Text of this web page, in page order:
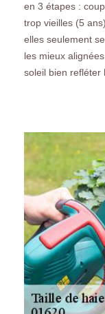
en 3 étapes :
trop vieilles (5
elles seulement
les mieux
soleil bien refléter